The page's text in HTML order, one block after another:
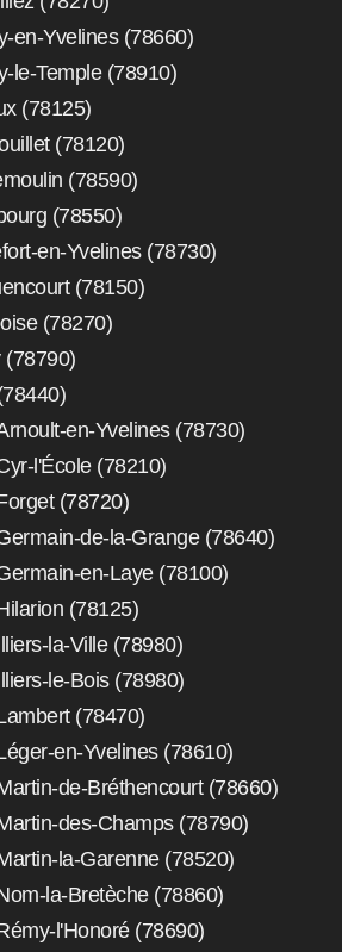
en-Yvelines (78660)
le-Temple (78910)
(78125)
(78120)
(78590)
(78550)
en-Yvelines (78730)
(78150)
(78270)
(78790)
en-Yvelines (78730)
l'École (78210)
(78720)
de-la-Grange (78640)
en-Laye (78100)
(78125)
la-Ville (78980)
le-Bois (78980)
(78470)
en-Yvelines (78610)
de-Bréthencourt (78660)
des-Champs (78790)
la-Garenne (78520)
la-Bretèche (78860)
l'Honoré (78690)